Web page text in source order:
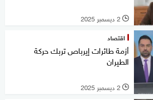
l 2 ديسمبر 2025
اقتصاد
أزمة طائرات إيرباص تربك حركة
الطيران
l 2 ديسمبر 2025